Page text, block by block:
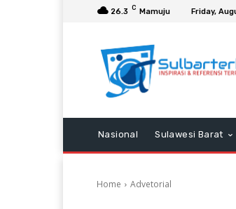
26.3 C Mamuju Friday,
Nasional Sulawesi Barat
Home Advetorial